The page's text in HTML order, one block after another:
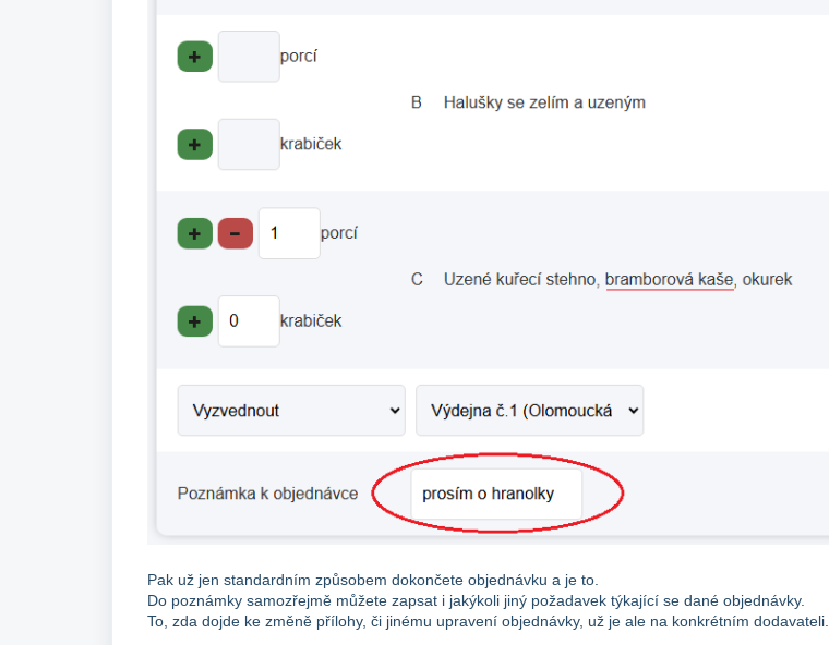
Pak už jen standardním způsobem dokončete objednávku a je to.
Do poznámky samozřejmě můžete zapsat i jakýkoli jiný požadavek týkající se dané objednávky.
To, zda dojde ke změně přílohy, či jinému upravení objednávky, už je ale na konkrétním dodavateli.